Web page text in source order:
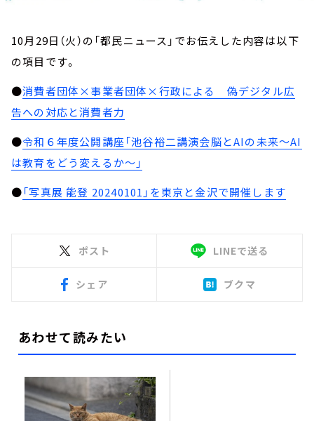
10月29日（火）の「都民ニュース」でお伝えした内容は以下
の項目です。
●消費者団体×事業者団体×行政による 偽デジタル広
告への対応と消費者力
●令和６年度公開講座「池谷裕二講演会脳とAIの未来～AI
は教育をどう変えるか～」
●「写真展 能登 20240101」を東京と金沢で開催します
ポスト LINEで送る
シェア ブクマ
あわせて読みたい